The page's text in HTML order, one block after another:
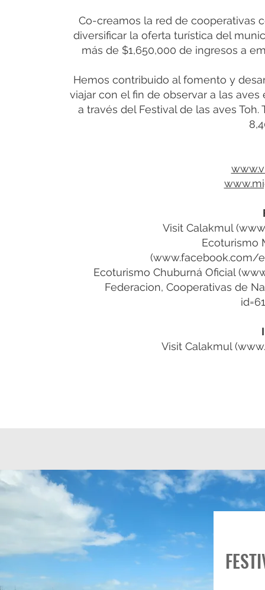
Co-creamos la red de cooperativas
diversificar la oferta turística del
más de $1,650,000 de ingresos a
Hemos contribuido al fomento y
viajar con el fin de observar a las
a través del Festival de las aves
Visit Calakmul (
Ecoturismo
(www.facebook.com/
Ecoturismo Chuburná Oficial (
Federacion, Cooperativas de
Visit Calakmul (